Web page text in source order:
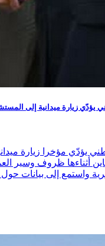
يؤدّي مؤخرا زيارة
أثناءها ظروف وسير
واستمع إلى بيانات